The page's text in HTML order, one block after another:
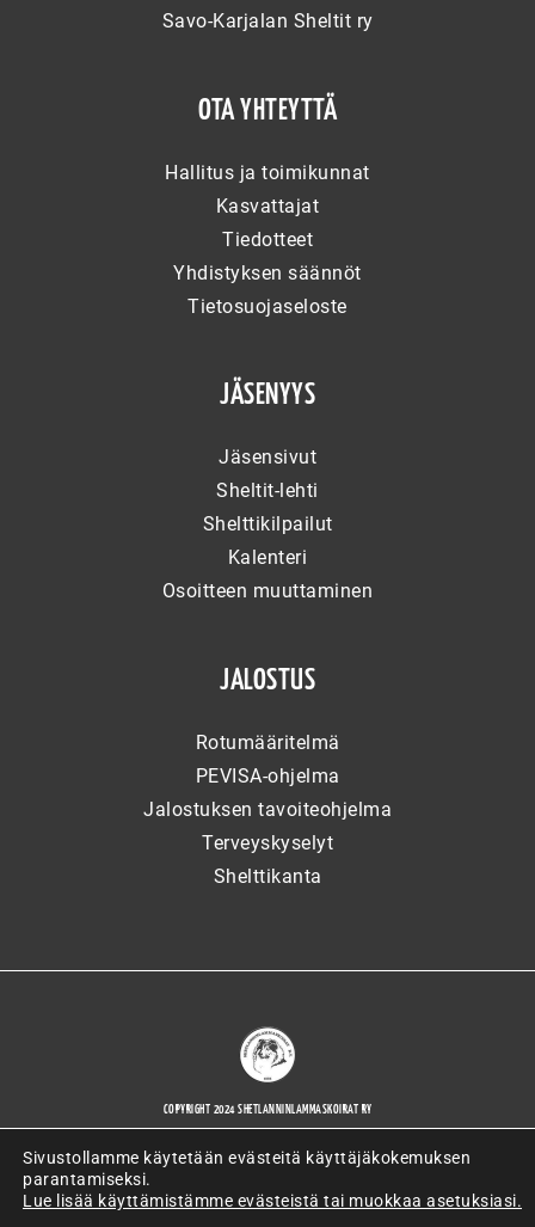
Savo-Karjalan Sheltit ry
OTA YHTEYTTÄ
Hallitus ja toimikunnat
Kasvattajat
Tiedotteet
Yhdistyksen säännöt
Tietosuojaseloste
JÄSENYYS
Jäsensivut
Sheltit-lehti
Shelttikilpailut
Kalenteri
Osoitteen muuttaminen
JALOSTUS
Rotumääritelmä
PEVISA-ohjelma
Jalostuksen tavoiteohjelma
Terveyskyselyt
Shelttikanta
COPYRIGHT 2024 SHETLANNINLAMMASKOIRAT RY
Sivustollamme käytetään evästeitä käyttäjäkokemuksen
parantamiseksi.
Lue lisää käyttämistämme evästeistä tai muokkaa asetuksiasi.